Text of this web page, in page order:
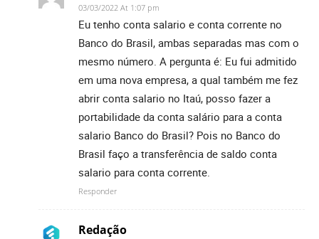
03/03/2022 At 1:07 pm
Eu tenho conta salario e conta corrente no
Banco do Brasil, ambas separadas mas com o
mesmo número. A pergunta é: Eu fui admitido
em uma nova empresa, a qual também me fez
abrir conta salario no Itaú, posso fazer a
portabilidade da conta salário para a conta
salario Banco do Brasil? Pois no Banco do
Brasil faço a transferência de saldo conta
salario para conta corrente.
Responder
Redação